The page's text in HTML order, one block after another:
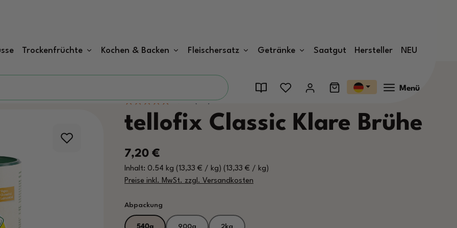
Trockenfrüchte Kochen & Backen Fleischersatz Getränke Saatgut Hersteller NEU
Menü
tellofix Classic Klare Brühe
Regulärer Preis:
7,20 €
Inhalt: 0.54 kg (13,33 € / kg) (13,33 € / kg)
Preise inkl. MwSt. zzgl. Versandkosten
Abpackung
540g 900g 2kg